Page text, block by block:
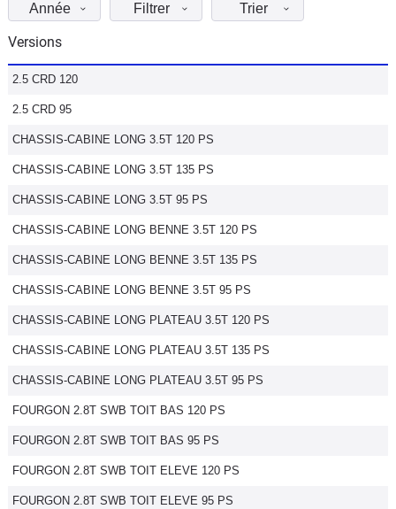
Electriques
Utilitaires
Flottes
Auto
Services
Forum
Marques
Année Filtrer Trier
Versions
2.5 CRD 120
2.5 CRD 95
CHASSIS-CABINE LONG 3.5T 120 PS
CHASSIS-CABINE LONG 3.5T 135 PS
CHASSIS-CABINE LONG 3.5T 95 PS
CHASSIS-CABINE LONG BENNE 3.5T 120 PS
CHASSIS-CABINE LONG BENNE 3.5T 135 PS
CHASSIS-CABINE LONG BENNE 3.5T 95 PS
CHASSIS-CABINE LONG PLATEAU 3.5T 120 PS
CHASSIS-CABINE LONG PLATEAU 3.5T 135 PS
CHASSIS-CABINE LONG PLATEAU 3.5T 95 PS
FOURGON 2.8T SWB TOIT BAS 120 PS
FOURGON 2.8T SWB TOIT BAS 95 PS
FOURGON 2.8T SWB TOIT ELEVE 120 PS
FOURGON 2.8T SWB TOIT ELEVE 95 PS